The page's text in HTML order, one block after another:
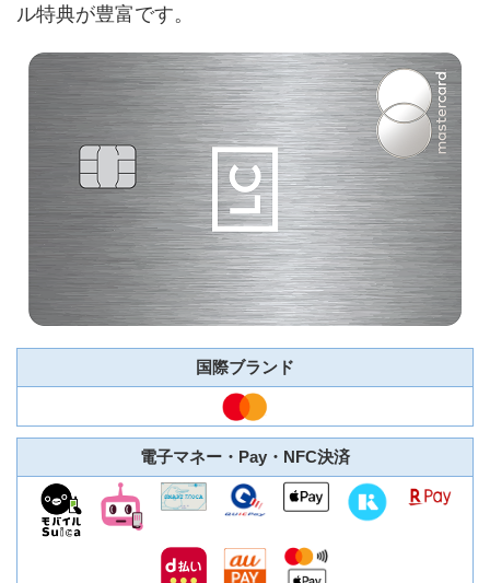
ル特典が豊富です。
国際ブランド
電子マネー・Pay・NFC決済